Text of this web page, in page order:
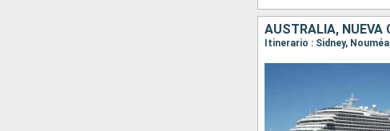
AUSTRALIA, NUEVA
Itinerario : Sidney,